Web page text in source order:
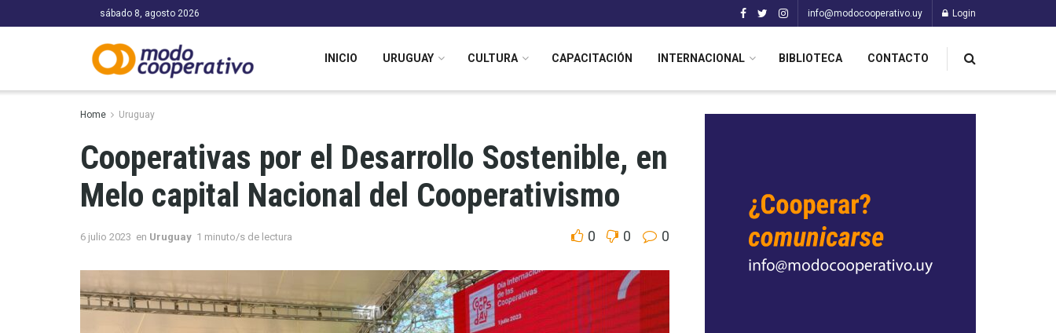
sábado 8, agosto 2026 info@modocooperativo.uy Login
INICIO URUGUAY CULTURA CAPACITACIÓN INTERNACIONAL BIBLIOTECA CONTACTO
Home Uruguay
Cooperativas por el Desarrollo Sostenible, en
Melo capital Nacional del Cooperativismo
6 julio 2023 en Uruguay 1 minuto/s de lectura 0 0 0